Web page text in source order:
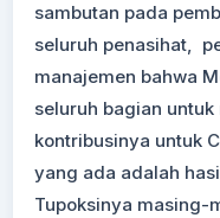
sambutan pada
seluruh penasihat,
manajemen bahwa
seluruh bagian
kontribusinya untuk
yang ada adalah
Tupoksinya masing-